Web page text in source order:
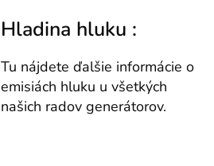
Hladina hluku :
Tu nájdete ďalšie informácie o
emisiách hluku u všetkých
našich radov generátorov.